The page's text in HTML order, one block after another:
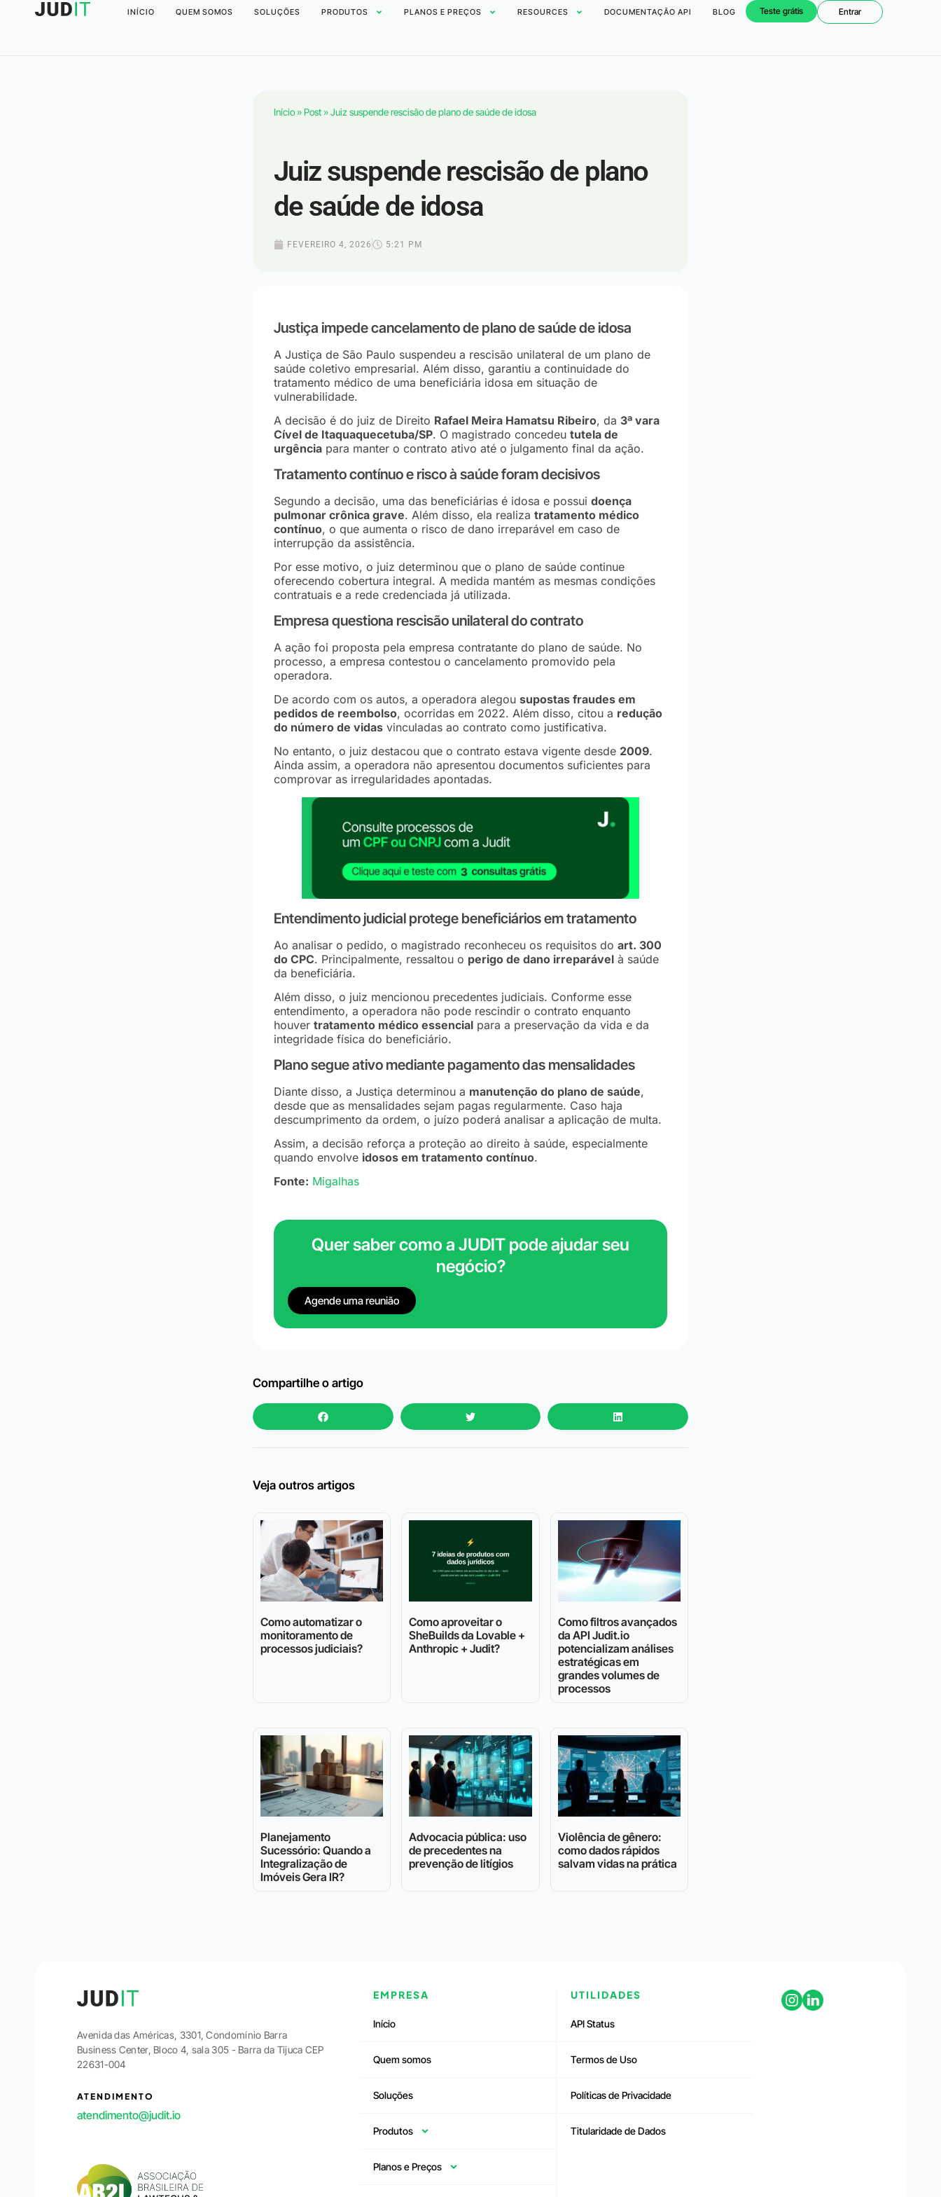
INÍCIO QUEM SOMOS SOLUÇÕES PRODUTOS PLANOS E PREÇOS RESOURCES DOCUMENTAÇÃO API BLOG Teste grátis Entrar
Início»Post»Juiz suspende rescisão de plano de saúde de idosa
Juiz suspende rescisão de plano
de saúde de idosa
FEVEREIRO 4, 2026 5:21 PM
Justiça impede cancelamento de plano de saúde de idosa
A Justiça de São Paulo suspendeu a rescisão unilateral de um plano de
saúde coletivo empresarial. Além disso, garantiu a continuidade do
tratamento médico de uma beneficiária idosa em situação de
vulnerabilidade.
A decisão é do juiz de Direito Rafael Meira Hamatsu Ribeiro, da 3ª vara
Cível de Itaquaquecetuba/SP. O magistrado concedeu tutela de
urgência para manter o contrato ativo até o julgamento final da ação.
Tratamento contínuo e risco à saúde foram decisivos
Segundo a decisão, uma das beneficiárias é idosa e possui doença
pulmonar crônica grave. Além disso, ela realiza tratamento médico
contínuo, o que aumenta o risco de dano irreparável em caso de
interrupção da assistência.
Por esse motivo, o juiz determinou que o plano de saúde continue
oferecendo cobertura integral. A medida mantém as mesmas condições
contratuais e a rede credenciada já utilizada.
Empresa questiona rescisão unilateral do contrato
A ação foi proposta pela empresa contratante do plano de saúde. No
processo, a empresa contestou o cancelamento promovido pela
operadora.
De acordo com os autos, a operadora alegou supostas fraudes em
pedidos de reembolso, ocorridas em 2022. Além disso, citou a redução
do número de vidas vinculadas ao contrato como justificativa.
No entanto, o juiz destacou que o contrato estava vigente desde 2009.
Ainda assim, a operadora não apresentou documentos suficientes para
comprovar as irregularidades apontadas.
Entendimento judicial protege beneficiários em tratamento
Ao analisar o pedido, o magistrado reconheceu os requisitos do art. 300
do CPC. Principalmente, ressaltou o perigo de dano irreparável à saúde
da beneficiária.
Além disso, o juiz mencionou precedentes judiciais. Conforme esse
entendimento, a operadora não pode rescindir o contrato enquanto
houver tratamento médico essencial para a preservação da vida e da
integridade física do beneficiário.
Plano segue ativo mediante pagamento das mensalidades
Diante disso, a Justiça determinou a manutenção do plano de saúde,
desde que as mensalidades sejam pagas regularmente. Caso haja
descumprimento da ordem, o juízo poderá analisar a aplicação de multa.
Assim, a decisão reforça a proteção ao direito à saúde, especialmente
quando envolve idosos em tratamento contínuo.
Fonte: Migalhas
Quer saber como a JUDIT pode ajudar seu
negócio?
Agende uma reunião
Compartilhe o artigo
Veja outros artigos
Como automatizar o
monitoramento de
processos judiciais?
Como aproveitar o
SheBuilds da Lovable +
Anthropic + Judit?
Como filtros avançados
da API Judit.io
potencializam análises
estratégicas em
grandes volumes de
processos
Planejamento
Sucessório: Quando a
Integralização de
Imóveis Gera IR?
Advocacia pública: uso
de precedentes na
prevenção de litígios
Violência de gênero:
como dados rápidos
salvam vidas na prática
Avenida das Américas, 3301, Condomínio Barra
Business Center, Bloco 4, sala 305 - Barra da Tijuca CEP
22631-004
ATENDIMENTO
atendimento@judit.io
EMPRESA
Início
Quem somos
Soluções
Produtos
Planos e Preços
UTILIDADES
API Status
Termos de Uso
Políticas de Privacidade
Titularidade de Dados